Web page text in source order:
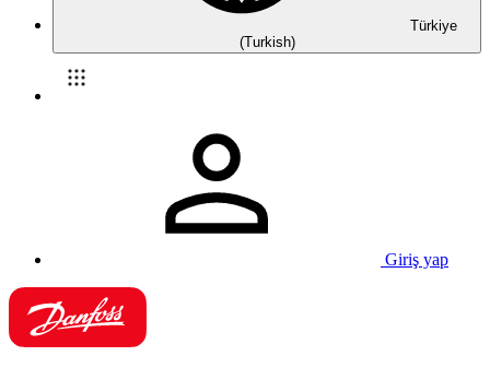
Türkiye
(Turkish)
Giriş yap